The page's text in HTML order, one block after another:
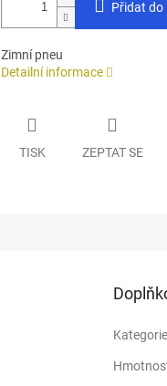
Přidat do
Zimní pneu
Detailní informace
TISK ZEPTAT SE
Kategorie